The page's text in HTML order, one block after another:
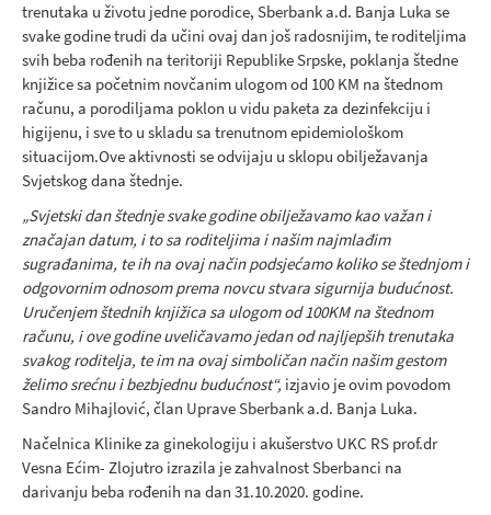
trenutaka u životu jedne porodice, Sberbank a.d. Banja Luka se
svake godine trudi da učini ovaj dan još radosnijim, te roditeljima
svih beba rođenih na teritoriji Republike Srpske, poklanja štedne
knjižice sa početnim novčanim ulogom od 100 KM na štednom
računu, a porodiljama poklon u vidu paketa za dezinfekciju i
higijenu, i sve to u skladu sa trenutnom epidemiološkom
situacijom.Ove aktivnosti se odvijaju u sklopu obilježavanja
Svjetskog dana štednje.
„Svjetski dan štednje svake godine obilježavamo kao važan i
značajan datum, i to sa roditeljima i našim najmlađim
sugrađanima, te ih na ovaj način podsjećamo koliko se štednjom i
odgovornim odnosom prema novcu stvara sigurnija budućnost.
Uručenjem štednih knjižica sa ulogom od 100KM na štednom
računu, i ove godine uveličavamo jedan od najljepših trenutaka
svakog roditelja, te im na ovaj simboličan način našim gestom
želimo srećnu i bezbjednu budućnost“, izjavio je ovim povodom
Sandro Mihajlović, član Uprave Sberbank a.d. Banja Luka.
Načelnica Klinike za ginekologiju i akušerstvo UKC RS prof.dr
Vesna Ećim- Zlojutro izrazila je zahvalnost Sberbanci na
darivanju beba rođenih na dan 31.10.2020. godine.